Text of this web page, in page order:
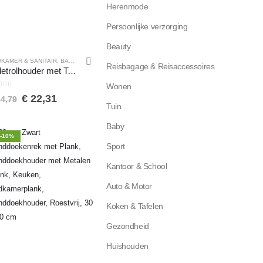
,TOILETROLHOUDERS
,KLUSSEN,TOILET ACCESSOIRES
& SANITAIR, BADKAMER ACCESSOIRES
Toiletrolhouder met Telefoonplank – WC Rolhouder – Rolhouder voor Papierhanddoeken – Servethouder Badkamer Organizer – Toiletpapierhouder – 2mm RVS Staal – Wit
de 5€22,31
-10%
Herenmode
Persoonlijke verzorging
Beauty
Reisbagage & Reisaccessoires
Wonen
Tuin
Baby
Sport
Kantoor & School
Auto & Motor
Koken & Tafelen
Gezondheid
Huishouden